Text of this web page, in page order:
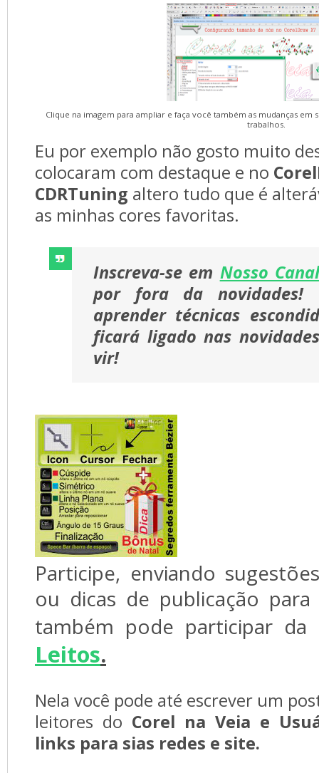
Clique na imagem para ampliar e faça você também as mudanças em
trabalhos.
Eu por exemplo não gosto muito
colocaram com destaque e no
CDRTuning altero tudo que é
as minhas cores favoritas.
Inscreva-se em Nosso Canal
por fora da novidades!
aprender técnicas
ficará ligado nas
vir!
Participe, enviando
ou dicas de publicação
também pode participar da
Leitos.
Nela você pode até escrever um
leitores do Corel na Veia e
links para sias redes e site.